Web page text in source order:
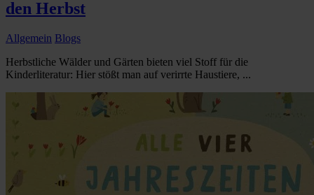
den Herbst
Allgemein Blogs
Herbstliche Wälder und Gärten bieten viel Stoff für die
Kinderliteratur: Hier stößt man auf verirrte Haustiere, ...